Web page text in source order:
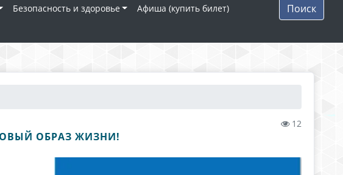
Безопасность и здоровье
Афиша (купить билет)
Поиск
12
ОБРАЗ ЖИЗНИ!